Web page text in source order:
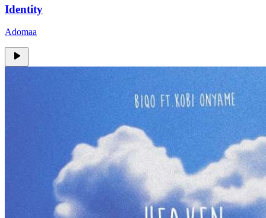
Identity
Adomaa